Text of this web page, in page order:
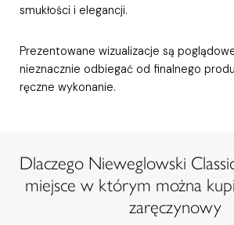
smukłości i elegancji.
Prezentowane wizualizacje są
nieznacznie odbiegać od finalnego
ręczne wykonanie.
Dlaczego Nieweglowski
miejsce w którym można
zaręczynowy